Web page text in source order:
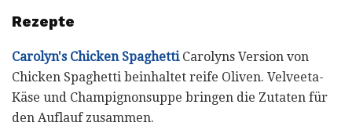
Rezepte
Carolyn's Chicken SpaghettiCarolyns Version von
Chicken Spaghetti beinhaltet reife Oliven. Velveeta-
Käse und Champignonsuppe bringen die Zutaten für
den Auflauf zusammen.